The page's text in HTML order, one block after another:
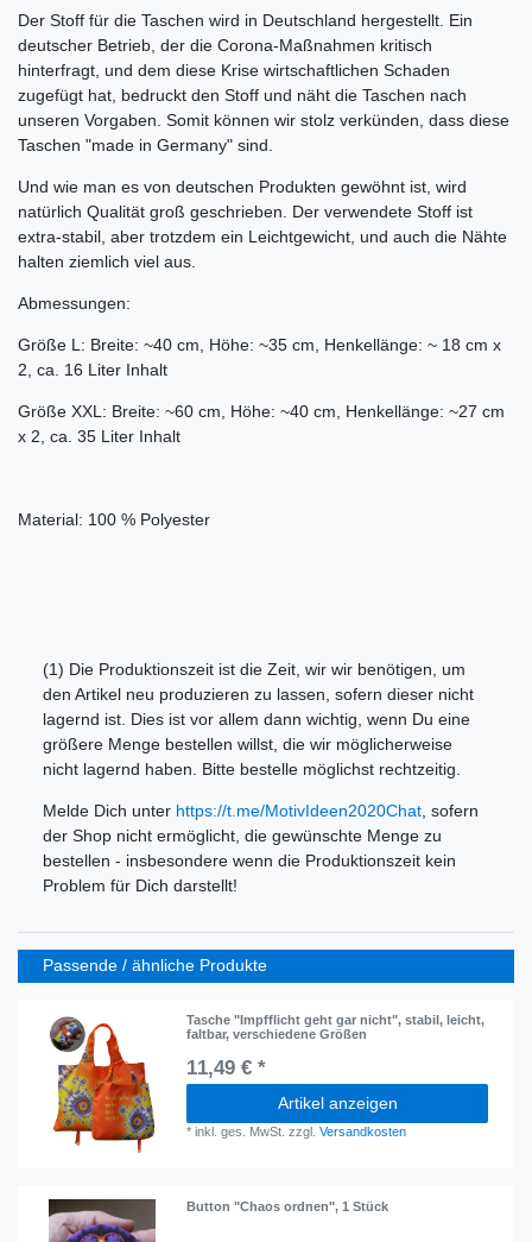
Der Stoff für die Taschen wird in Deutschland hergestellt. Ein
deutscher Betrieb, der die Corona-Maßnahmen kritisch
hinterfragt, und dem diese Krise wirtschaftlichen Schaden
zugefügt hat, bedruckt den Stoff und näht die Taschen nach
unseren Vorgaben. Somit können wir stolz verkünden, dass diese
Taschen "made in Germany" sind.
Und wie man es von deutschen Produkten gewöhnt ist, wird
natürlich Qualität groß geschrieben. Der verwendete Stoff ist
extra-stabil, aber trotzdem ein Leichtgewicht, und auch die Nähte
halten ziemlich viel aus.
Abmessungen:
Größe L: Breite: ~40 cm, Höhe: ~35 cm, Henkellänge: ~ 18 cm x
2, ca. 16 Liter Inhalt
Größe XXL: Breite: ~60 cm, Höhe: ~40 cm, Henkellänge: ~27 cm
x 2, ca. 35 Liter Inhalt
Material: 100 % Polyester
(1) Die Produktionszeit ist die Zeit, wir wir benötigen, um
den Artikel neu produzieren zu lassen, sofern dieser nicht
lagernd ist. Dies ist vor allem dann wichtig, wenn Du eine
größere Menge bestellen willst, die wir möglicherweise
nicht lagernd haben. Bitte bestelle möglichst rechtzeitig.
Melde Dich unter https://t.me/MotivIdeen2020Chat , sofern
der Shop nicht ermöglicht, die gewünschte Menge zu
bestellen - insbesondere wenn die Produktionszeit kein
Problem für Dich darstellt!
Passende / ähnliche Produkte
Tasche "Impfflicht geht gar nicht", stabil, leicht,
faltbar, verschiedene Größen
11,49 € *
Artikel anzeigen
*inkl. ges. MwSt. zzgl.Versandkosten
Button "Chaos ordnen", 1 Stück